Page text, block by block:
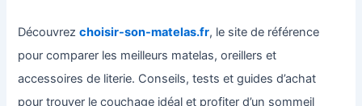
Découvrezchoisir-son-matelas.fr, le site de référence
pour comparer les meilleurs matelas, oreillers et
accessoires de literie. Conseils, tests et guides d’achat
pour trouver le couchage idéal et profiter d’un sommeil